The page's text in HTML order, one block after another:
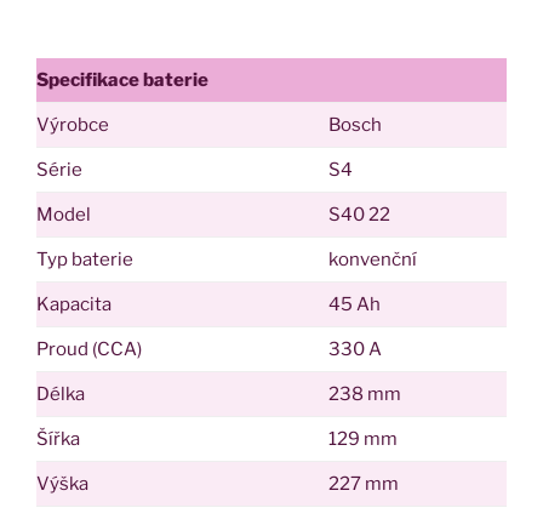
Specifikace baterie
Výrobce Bosch
Série S4
Model S40 22
Typ baterie konvenční
Kapacita 45 Ah
Proud (CCA) 330 A
Délka 238 mm
Šířka 129 mm
Výška 227 mm